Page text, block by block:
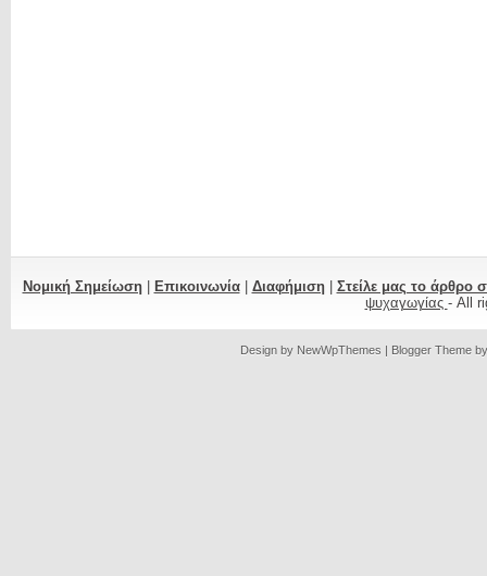
Νομική Σημείωση| Επικοινωνία| Διαφήμιση| Στείλε μας το άρθρο
ψυχαγωγίας - All
Design by NewWpThemes | Blogger Theme